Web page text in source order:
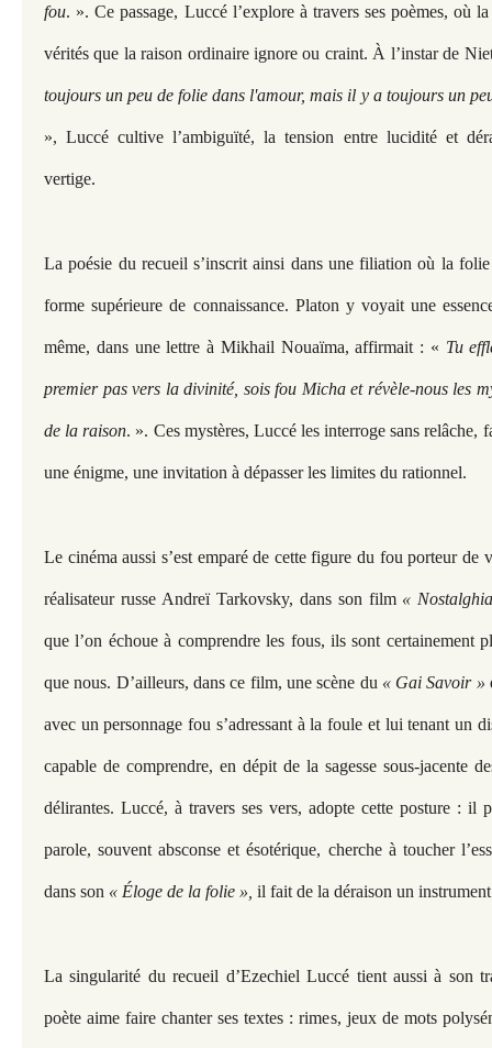
fou. ». Ce passage, Luccé l’explore à travers ses poèmes, où
vérités que la raison ordinaire ignore ou craint. À l’instar de
toujours un peu de folie dans l'amour, mais il y a toujours un
», Luccé cultive l’ambiguïté, la tension entre lucidité et
vertige.
La poésie du recueil s’inscrit ainsi dans une filiation où la
forme supérieure de connaissance. Platon y voyait une
même, dans une lettre à Mikhail Nouaïma, affirmait : « Tu
premier pas vers la divinité, sois fou Micha et révèle-nous les
de la raison. ». Ces mystères, Luccé les interroge sans relâche,
une énigme, une invitation à dépasser les limites du rationnel.
Le cinéma aussi s’est emparé de cette figure du fou porteur de
réalisateur russe Andreï Tarkovsky, dans son film «
que l’on échoue à comprendre les fous, ils sont certainement
que nous. D’ailleurs, dans ce film, une scène du « Gai Savoir »
avec un personnage fou s’adressant à la foule et lui tenant un
capable de comprendre, en dépit de la sagesse sous-jacente
délirantes. Luccé, à travers ses vers, adopte cette posture : il
parole, souvent absconse et ésotérique, cherche à toucher
dans son « Éloge de la folie », il fait de la déraison un
La singularité du recueil d’Ezechiel Luccé tient aussi à son
poète aime faire chanter ses textes : rimes, jeux de mots